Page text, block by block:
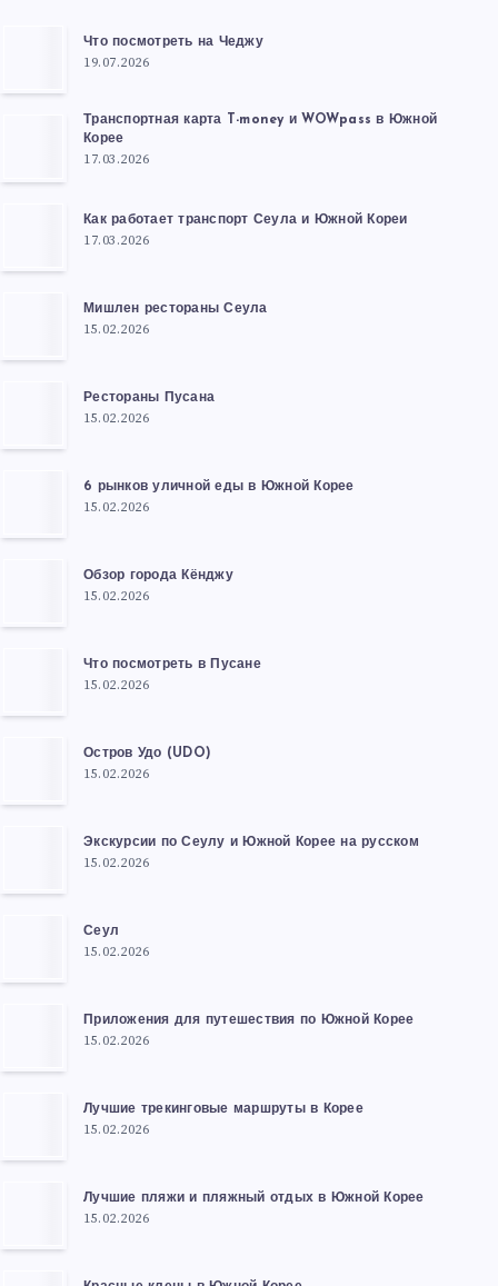
Что посмотреть на Чеджу
19.07.2026
Транспортная карта T-money и WOWpass в Южной
Корее
17.03.2026
Как работает транспорт Сеула и Южной Кореи
17.03.2026
Мишлен рестораны Сеула
15.02.2026
Рестораны Пусана
15.02.2026
6 рынков уличной еды в Южной Корее
15.02.2026
Обзор города Кёнджу
15.02.2026
Что посмотреть в Пусане
15.02.2026
Остров Удо (UDO)
15.02.2026
Экскурсии по Сеулу и Южной Корее на русском
15.02.2026
Сеул
15.02.2026
Приложения для путешествия по Южной Корее
15.02.2026
Лучшие трекинговые маршруты в Корее
15.02.2026
Лучшие пляжи и пляжный отдых в Южной Корее
15.02.2026